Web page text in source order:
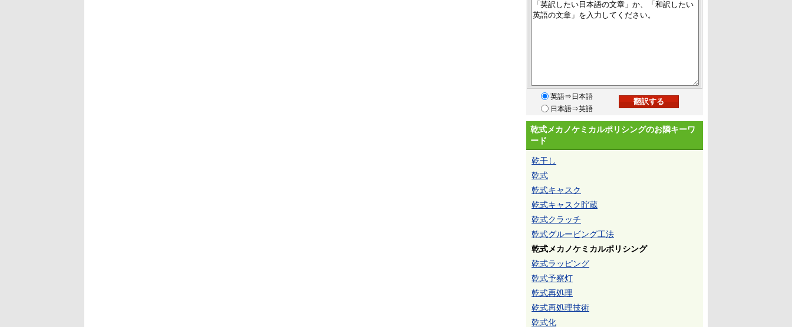
英語⇒日本語
日本語⇒英語
乾式メカノケミカルポリシングのお隣キーワ
ード
乾干し
乾式
乾式キャスク
乾式キャスク貯蔵
乾式クラッチ
乾式グルービング工法
乾式メカノケミカルポリシング
乾式ラッピング
乾式予察灯
乾式再処理
乾式再処理技術
乾式化